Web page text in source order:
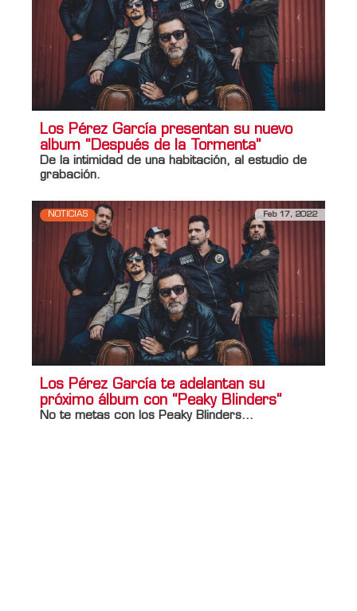
Los Pérez García presentan su nuevo
album “Después de la Tormenta”
De la intimidad de una habitación, al estudio de
grabación.
NOTICIAS Feb 17, 2022
Los Pérez García te adelantan su
próximo álbum con “Peaky Blinders”
No te metas con los Peaky Blinders…